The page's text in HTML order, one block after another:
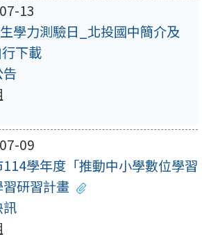
13
學力測驗日_北投國中簡介及
下載
09
學年度「推動中小學數位學習
研習計畫